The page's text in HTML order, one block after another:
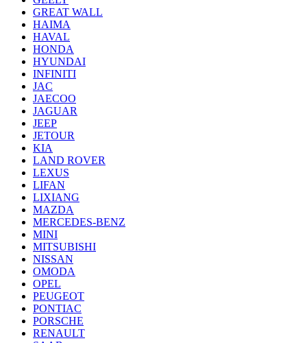
GREAT WALL
HAIMA
HAVAL
HONDA
HYUNDAI
INFINITI
JAC
JAECOO
JAGUAR
JEEP
JETOUR
KIA
LAND ROVER
LEXUS
LIFAN
LIXIANG
MAZDA
MERCEDES-BENZ
MINI
MITSUBISHI
NISSAN
OMODA
OPEL
PEUGEOT
PONTIAC
PORSCHE
RENAULT